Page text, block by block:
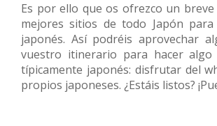
Es por ello que os ofrezco un breve
mejores sitios de todo Japón
japonés. Así podréis aprovechar
vuestro itinerario para hacer
típicamente japonés: disfrutar del
propios japoneses. ¿Estáis listos?